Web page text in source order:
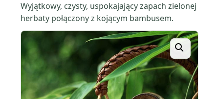
Wyjątkowy, czysty, uspokajający zapach zielonej
herbaty połączony z kojącym bambusem.